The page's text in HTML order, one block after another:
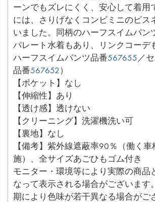
ーンでもズレにくく、安心して着用
には、さりげなくコンビミニのピス
いました。同柄のハーフスイムパン
パレート水着もあり、リンクコーデ
ハーフスイムパンツ品番567655 ／
品番567652）
【ポケット】なし
【伸縮性】あり
【透け感】透けない
【クリーニング】洗濯機洗い可
【裏地】なし
【備考】紫外線遮蔽率90％（働く
施）、全サイズあごひもゴム付き
モニター・環境等により実際の商品
なって表示される場合がございます
期により色味が若干異なる場合がご